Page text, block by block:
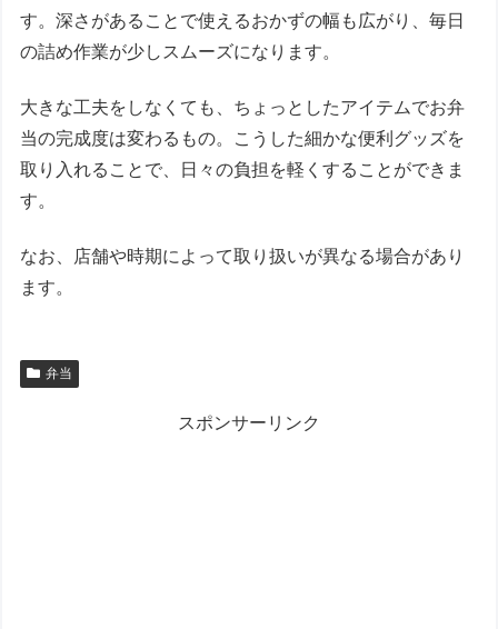
す。深さがあることで使えるおかずの幅も広がり、毎日
の詰め作業が少しスムーズになります。
大きな工夫をしなくても、ちょっとしたアイテムでお弁
当の完成度は変わるもの。こうした細かな便利グッズを
取り入れることで、日々の負担を軽くすることができま
す。
なお、店舗や時期によって取り扱いが異なる場合があり
ます。
弁当
スポンサーリンク